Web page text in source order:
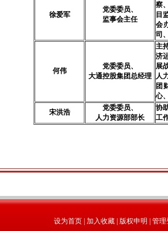
徐爱军
党委委员、
监事会主任
察
目
会
司
何伟
党委委员、
大通控股集团总经理
主
济
展
人
团
心
宋洪浩
党委委员、
人力资源部部长
协
工
设为首页 加入收藏 版权申明
管理